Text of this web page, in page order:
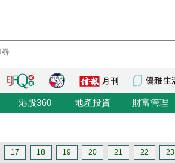
港股360 地產投資 財富管理
17 18 19 20 21 22 23